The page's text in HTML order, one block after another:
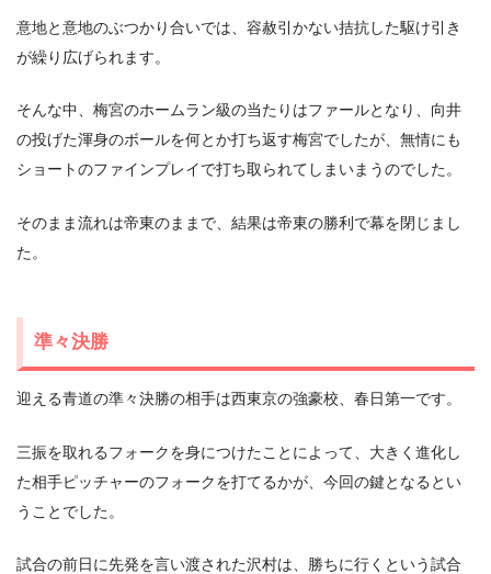
意地と意地のぶつかり合いでは、容赦引かない拮抗した駆け引き
が繰り広げられます。
そんな中、梅宮のホームラン級の当たりはファールとなり、向井
の投げた渾身のボールを何とか打ち返す梅宮でしたが、無情にも
ショートのファインプレイで打ち取られてしまいまうのでした。
そのまま流れは帝東のままで、結果は帝東の勝利で幕を閉じまし
た。
準々決勝
迎える青道の準々決勝の相手は西東京の強豪校、春日第一です。
三振を取れるフォークを身につけたことによって、大きく進化し
た相手ピッチャーのフォークを打てるかが、今回の鍵となるとい
うことでした。
試合の前日に先発を言い渡された沢村は、勝ちに行くという試合